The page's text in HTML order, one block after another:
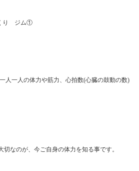
り ジム①
人一人の体力や筋力、心拍数(心臓の鼓動の数)
切なのが、今ご自身の体力を知る事です。